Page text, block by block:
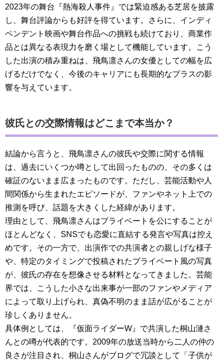
2023年の舞台『熱海殺人事件』では緊迫感ある芝居を披露
し、舞台評論からも好評を得ています。さらに、インディ
ペンデント映画や舞台作品への挑戦も続けており、商業作
品とは異なる表現力を磨く場として機能しています。こう
した出演の積み重ねは、飛鳥凛さんの女優としての幅を広
げるだけでなく、今後のキャリアにも長期的なプラスの影
響を与えています。
彼氏との交際情報はどこまで本当か？
結論から言うと、飛鳥凛さんの彼氏や交際に関する情報
は、過去にいくつか噂として出回ったものの、その多くは
確証のないまま広まったものです。ただし、芸能活動や人
間関係から生まれたエピソードが、ファンやネット上での
推測を呼び、話題を大きくした経緯があります。
理由として、飛鳥凛さんはプライベートを公にすることが
ほとんどなく、SNSでも恋愛に直結する発言や写真は控え
めです。その一方で、出演作での共演者との親しげな様子
や、特定のタイミングで投稿されたプライベート風の写真
が、彼氏の存在を想像させる材料となってきました。芸能
界では、こうした小さな出来事が一部のファンやメディア
によって取り上げられ、真偽不明のまま話が広がることが
珍しくありません。
具体例としては、『仮面ライダーW』で共演した桐山漣さ
んとの噂が代表的です。2009年の放送当時から二人の仲の
良さが注目され、桐山さんがブログで冗談として「子供が